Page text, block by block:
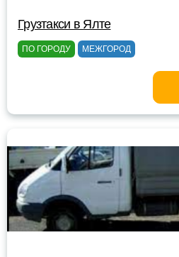
Грузтакси в Ялте
ПО ГОРОДУ МЕЖГОРОД